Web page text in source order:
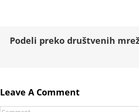
Podeli preko društvenih
Leave A Comment